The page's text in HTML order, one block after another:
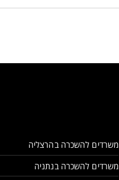
משרדים להשכרה בהרצליה
משרדים להשכרה בנתניה